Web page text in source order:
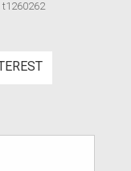
t1260262